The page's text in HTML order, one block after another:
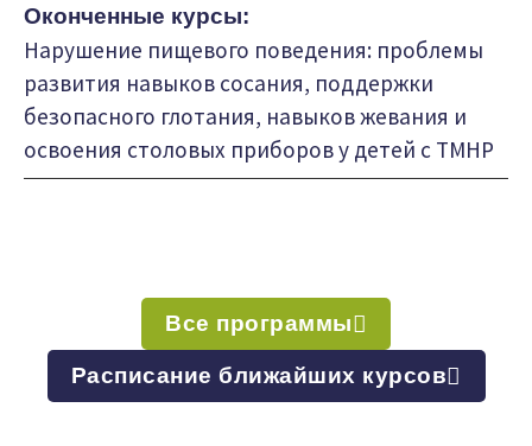
Оконченные курсы:
Нарушение пищевого поведения: проблемы
развития навыков сосания, поддержки
безопасного глотания, навыков жевания и
освоения столовых приборов у детей с ТМНР
Все программы
Расписание ближайших курсов